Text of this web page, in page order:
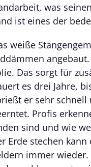
was
ist eines der
weiße
Das sorgt für
es drei Jahre,
er sehr
Profis
sind und wie
Erde stechen
immer